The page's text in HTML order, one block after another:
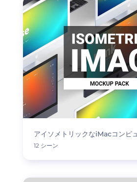
アイソメトリックなiMacコンピ
12 シーン